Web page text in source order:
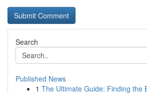
Search
Published News
1 The Ultimate Guide: Finding the